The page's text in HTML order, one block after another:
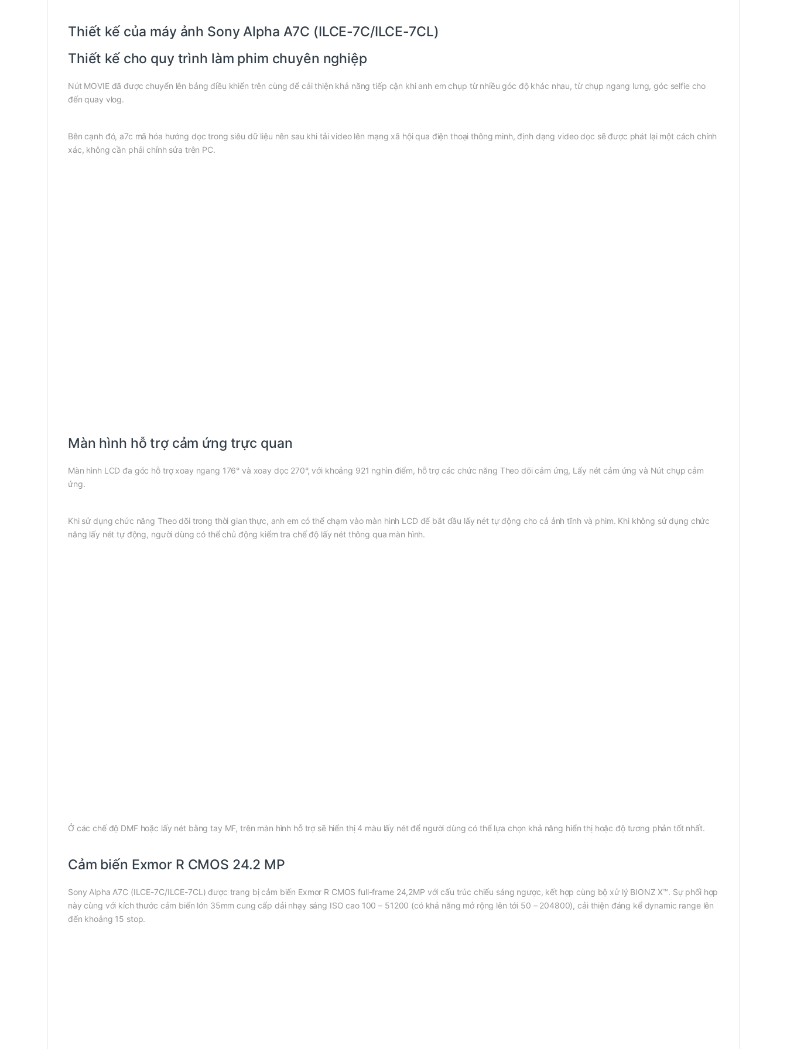
Thiết kế của máy ảnh Sony Alpha A7C (ILCE-7C/ILCE-7CL)
Thiết kế cho quy trình làm phim chuyên nghiệp
Nút MOVIE đã được chuyển lên bảng điều khiển trên cùng để cải thiện khả năng tiếp cận khi anh em chụp từ nhiều góc độ khác nhau, từ chụp ngang lưng, góc selfie cho
đến quay vlog.
Bên cạnh đó, a7c mã hóa hướng dọc trong siêu dữ liệu nên sau khi tải video lên mạng xã hội qua điện thoại thông minh, định dạng video dọc sẽ được phát lại một cách chính
xác, không cần phải chỉnh sửa trên PC.
Màn hình hỗ trợ cảm ứng trực quan
Màn hình LCD đa góc hỗ trợ xoay ngang 176° và xoay dọc 270°, với khoảng 921 nghìn điểm, hỗ trợ các chức năng Theo dõi cảm ứng, Lấy nét cảm ứng và Nút chụp cảm
ứng.
Khi sử dụng chức năng Theo dõi trong thời gian thực, anh em có thể chạm vào màn hình LCD để bắt đầu lấy nét tự động cho cả ảnh tĩnh và phim. Khi không sử dụng chức
năng lấy nét tự động, người dùng có thể chủ động kiểm tra chế độ lấy nét thông qua màn hình.
Ở các chế độ DMF hoặc lấy nét bằng tay MF, trên màn hình hỗ trợ sẽ hiển thị 4 màu lấy nét để người dùng có thể lựa chọn khả năng hiển thị hoặc độ tương phản tốt nhất.
Cảm biến Exmor R CMOS 24.2 MP
Sony Alpha A7C (ILCE-7C/ILCE-7CL) được trang bị cảm biến Exmor R CMOS full-frame 24,2MP với cấu trúc chiếu sáng ngược, kết hợp cùng bộ xử lý BIONZ X™. Sự phối hợp
này cùng với kích thước cảm biến lớn 35mm cung cấp dải nhạy sáng ISO cao 100 – 51200 (có khả năng mở rộng lên tới 50 – 204800), cải thiện đáng kể dynamic range lên
đến khoảng 15 stop.